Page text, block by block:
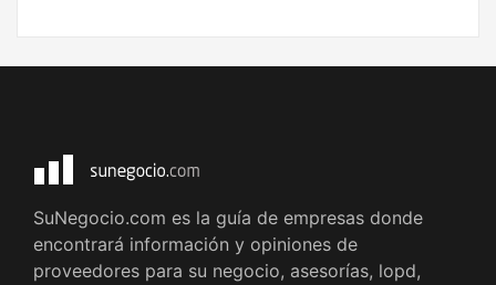
SuNegocio.com es la guía de empresas donde
encontrará información y opiniones de
proveedores para su negocio, asesorías, lopd,